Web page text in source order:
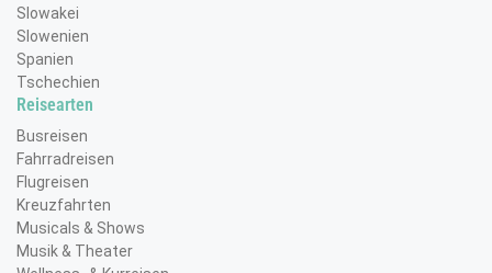
Portugal
Schottland
Schweden
Schweiz
Slowenien
Spanien (0)
Tschechien (2)
Slowakei
Slowenien
Spanien
Tschechien
Reisearten
Busreisen
Fahrradreisen
Flugreisen
Kreuzfahrten
Musicals & Shows
Musik & Theater